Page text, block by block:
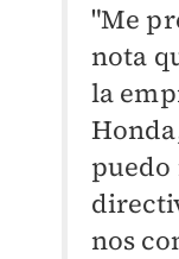
"Me
nota
la
nos